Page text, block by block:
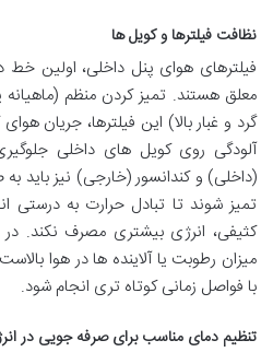
نظافت فیلترها و کویل ها
فیلترهای هوای پنل داخلی، اولین خط
معلق هستند. تمیز کردن منظم (ماهیانه
گرد و غبار بالا) این فیلترها، جریان
آلودگی روی کویل های داخلی
(داخلی) و کندانسور (خارجی) نیز
تمیز شوند تا تبادل حرارت به درستی
کثیفی، انرژی بیشتری مصرف نکند.
میزان رطوبت یا آلاینده ها در هوا
با فواصل زمانی کوتاه تری انجام شود.
تنظیم دمای مناسب برای صرفه جویی در